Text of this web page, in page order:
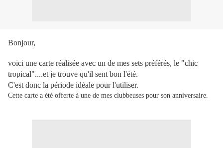
Bonjour,
voici une carte réalisée avec un de mes sets préférés, le "chic
tropical"....et je trouve qu'il sent bon l'été.
C'est donc la période idéale pour l'utiliser.
Cette carte a été offerte à une de mes clubbeuses pour son anniversaire.